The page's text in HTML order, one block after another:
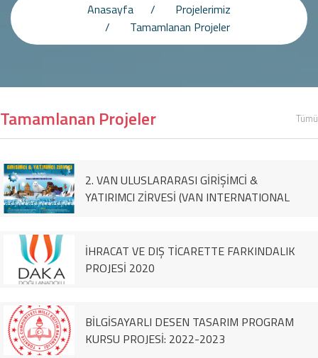
Anasayfa
Projelerimiz
Tamamlanan Projeler
Tamamlanan Projeler Tümü
2. VAN ULUSLARARASI GİRİŞİMCİ &
YATIRIMCI ZİRVESİ (VAN INTERNATIONAL
İHRACAT VE DIŞ TİCARETTE FARKINDALIK
PROJESİ 2020
BİLGİSAYARLI DESEN TASARIM PROGRAM
KURSU PROJESİ: 2022-2023